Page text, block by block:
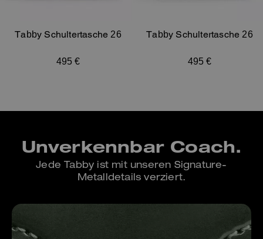
Tabby Schultertasche 26
495 €
Tabby Schultertasche 26
495 €
Unverkennbar Coach.
Jede Tabby ist mit unseren Signature-
Metalldetails verziert.